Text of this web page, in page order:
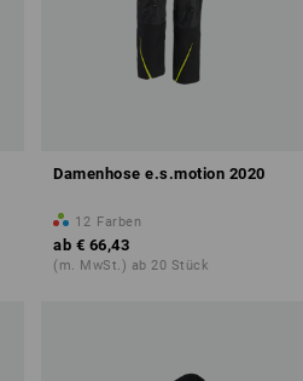
Damenhose e.s.motion 2020
12 Farben
ab € 66,43
(m. MwSt.) ab 20 Stück